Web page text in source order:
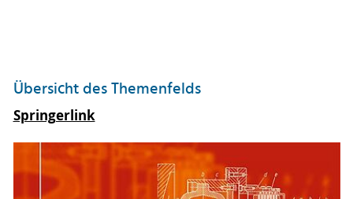
Übersicht des Themenfelds
Springerlink